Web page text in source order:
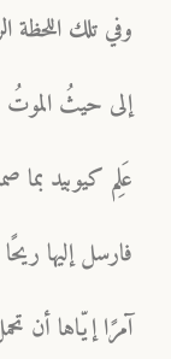
وفي تلك اللحظة
إلى حيثُ الموتُ
عَلِم كيوبيد بما
فارسل إليها
آمرًا إيّاها أن